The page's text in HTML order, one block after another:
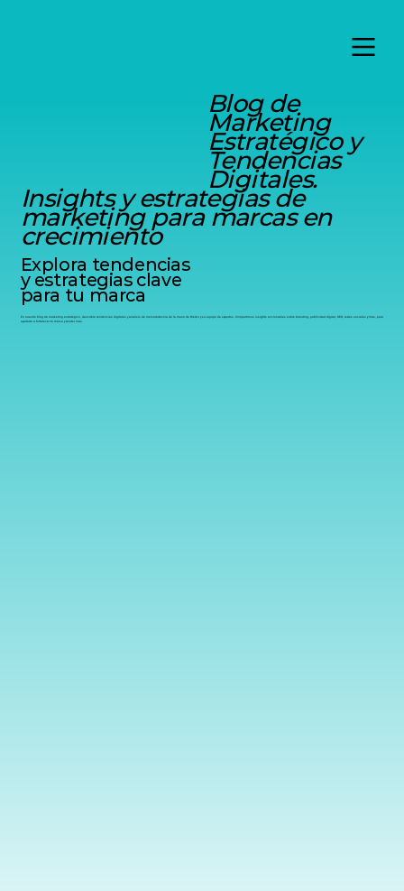
Blog de
Marketing
Estratégico y
Tendencias
Digitales.
Insights y estrategias de
marketing para marcas en
crecimiento
Explora tendencias
y estrategias clave
para tu marca
En nuestro blog de marketing estratégico, descubre tendencias digitales y análisis de mercadotecnia de la mano de Werko y su equipo de expertos. Compartimos insights accionables sobre branding, publicidad digital, SEO, redes sociales y más, para
ayudarte a fortalecer tu marca y vender más.